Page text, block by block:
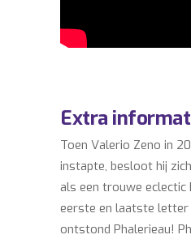
Extra
Toen Valerio Zeno in
instapte, besloot hij
als een trouwe eclectic
eerste en laatste letter
ontstond Phalerieau!